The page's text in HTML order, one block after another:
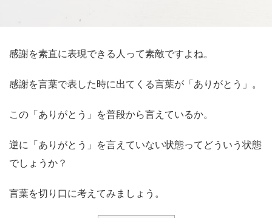
感謝を素直に表現できる人って素敵ですよね。
感謝を言葉で表した時に出てくる言葉が「ありがとう」。
この「ありがとう」を普段から言えているか。
逆に「ありがとう」を言えていない状態ってどういう状態
でしょうか？
言葉を切り口に考えてみましょう。